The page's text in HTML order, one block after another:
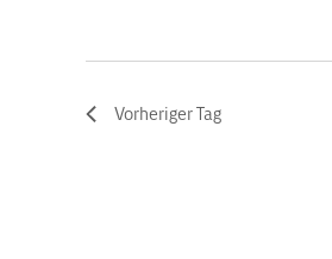
Vorheriger Tag